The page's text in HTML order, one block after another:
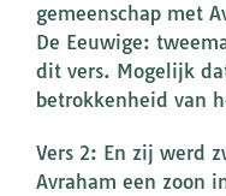
gemeenschap met
De Eeuwige:
dit vers. Mogelijk
betrokkenheid van
Vers 2: En zij werd
Avraham een zoon